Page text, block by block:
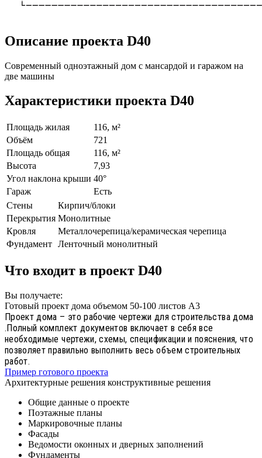
Описание проекта D40
Современный одноэтажный дом с мансардой и гаражом на
две машины
Характеристики проекта D40
Площадь жилая
116, м²
Объём
721
Площадь общая
116, м²
Высота
7,93
Угол наклона крыши 40°
Гараж
Есть
Стены
Кирпич/блоки
Перекрытия Монолитные
Кровля
Металлочерепица/керамическая черепица
Фундамент Ленточный монолитный
Что входит в проект D40
Вы получаете:
Готовый проект дома объемом 50-100 листов А3
Проект дома – это рабочие чертежи для строительства дома
.Полный комплект документов включает в себя все
необходимые чертежи, схемы, спецификации и пояснения, что
позволяет правильно выполнить весь объем строительных
работ.
Пример готового проекта
Архитектурные решения конструктивные решения
Общие данные о проекте
Поэтажные планы
Маркировочные планы
Фасады
Ведомости оконных и дверных заполнений
Фундаменты